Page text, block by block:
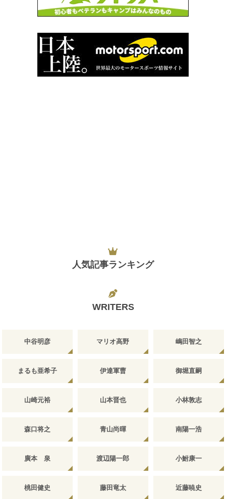
人気記事ランキング
WRITERS
中谷明彦 マリオ高野 嶋田智之
まるも亜希子 伊達軍曹 御堀直嗣
山崎元裕 山本晋也 小林敦志
森口将之 青山尚暉 南陽一浩
廣本 泉 渡辺陽一郎 小鮒康一
桃田健史 藤田竜太 近藤暁史